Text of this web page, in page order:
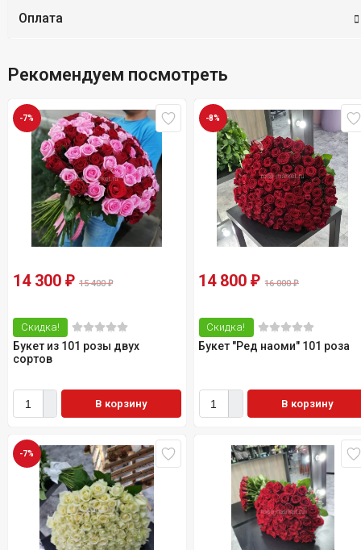
Оплата
Рекомендуем посмотреть
-7%
14 300 ₽ 15 400₽
Скидка!
Букет из 101 розы двух
сортов
В корзину
-8%
14 800₽ 16 000₽
Скидка!
Букет "Ред наоми" 101 роза
В корзину
-7%